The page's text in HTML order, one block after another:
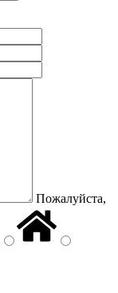
Пожалуйста,